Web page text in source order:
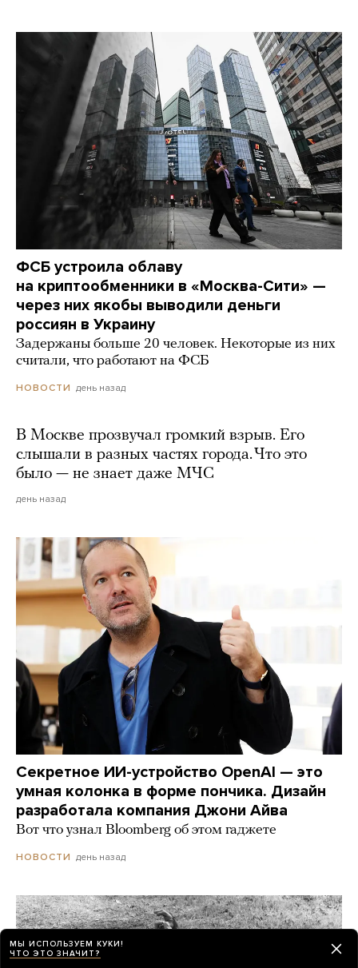
ФСБ устроила облаву
на криптообменники в «Москва-Сити» —
через них якобы выводили деньги
россиян в Украину
Задержаны больше 20 человек. Некоторые из них
считали, что работают на ФСБ
НОВОСТИ день назад
В Москве прозвучал громкий взрыв. Его
слышали в разных частях города. Что это
было — не знает даже МЧС
день назад
Секретное ИИ-устройство OpenAI — это
умная колонка в форме пончика. Дизайн
разработала компания Джони Айва
Вот что узнал Bloomberg об этом гаджете
НОВОСТИ день назад
МЫ ИСПОЛЬЗУЕМ КУКИ!
ЧТО ЭТО ЗНАЧИТ?